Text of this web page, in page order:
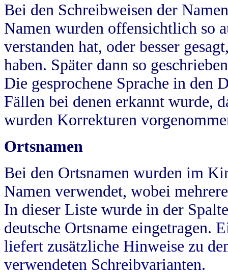
Bei den Schreibweisen der
Namen wurden offensichtlich so
verstanden hat, oder besser
haben. Später dann so
Die gesprochene Sprache in
Fällen bei denen erkannt wurde,
wurden Korrekturen
Ortsnamen
Bei den Ortsnamen wurden im
Namen verwendet, wobei
In dieser Liste wurde in der
deutsche Ortsname eingetragen.
liefert zusätzliche Hinweise zu
verwendeten Schreibvarianten.